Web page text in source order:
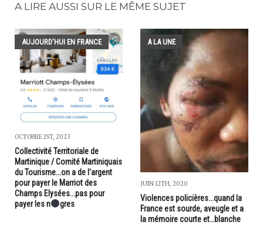
A LIRE AUSSI SUR LE MÊME SUJET
AUJOURD'HUI EN FRANCE
OCTOBRE 1ST, 2023
Collectivité Territoriale de
Martinique / Comité Martiniquais
du Tourisme...on a de l'argent
pour payer le Marriot des
Champs Elysées...pas pour
payer les n
gres
A LA UNE
JUIN 12TH, 2020
Violences policières...quand la
France est sourde, aveugle et a
la mémoire courte et…blanche